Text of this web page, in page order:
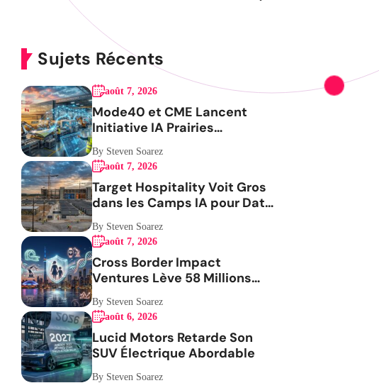
Sujets Récents
août 7, 2026
Mode40 et CME Lancent
Initiative IA Prairies
Aérospatiale
By Steven Soarez
août 7, 2026
Target Hospitality Voit Gros
dans les Camps IA pour Data
Centers
By Steven Soarez
août 7, 2026
Cross Border Impact
Ventures Lève 58 Millions
USD Pour Santé Femmes
By Steven Soarez
août 6, 2026
Lucid Motors Retarde Son
SUV Électrique Abordable
By Steven Soarez